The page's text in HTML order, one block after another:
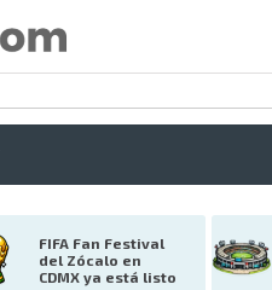
FIFA Fan Festival
del Zócalo en
CDMX ya está listo